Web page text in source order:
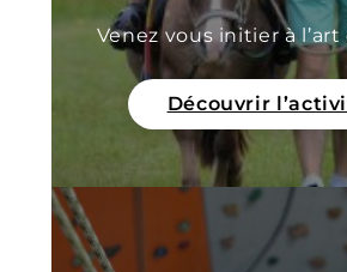
Venez vous initier à
Découvrir